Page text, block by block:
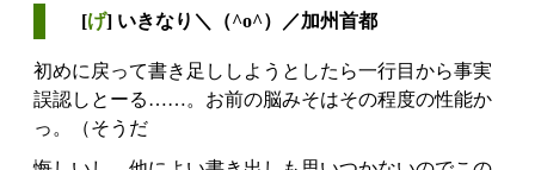
[げ] いきなり＼（^o^）／加州首都
初めに戻って書き足ししようとしたら一行目から事実
誤認しとーる……。お前の脳みそはその程度の性能か
っ。（そうだ